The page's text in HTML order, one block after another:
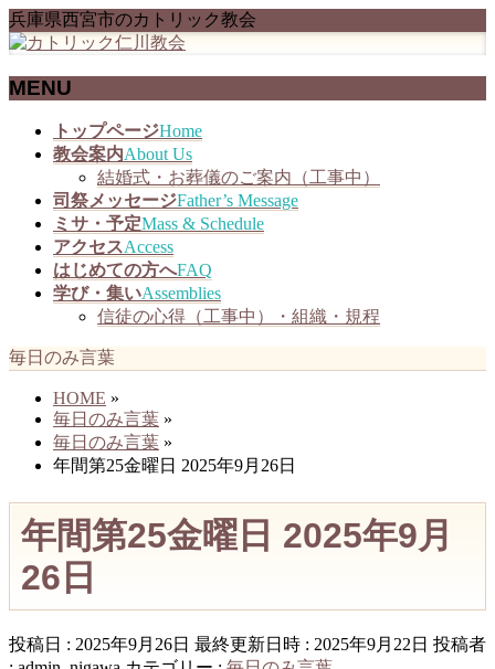
兵庫県西宮市のカトリック教会
MENU
トップページHome
教会案内About Us
結婚式・お葬儀のご案内（工事中）
司祭メッセージFather’s Message
ミサ・予定Mass & Schedule
アクセスAccess
はじめての方へFAQ
学び・集いAssemblies
信徒の心得（工事中）・組織・規程
毎日のみ言葉
HOME »
毎日のみ言葉 »
毎日のみ言葉 »
年間第25金曜日 2025年9月26日
年間第25金曜日 2025年9月
26日
投稿日 : 2025年9月26日 最終更新日時 : 2025年9月22日 投稿者